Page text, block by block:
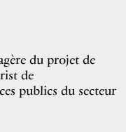
du projet de
de
publics du secteur